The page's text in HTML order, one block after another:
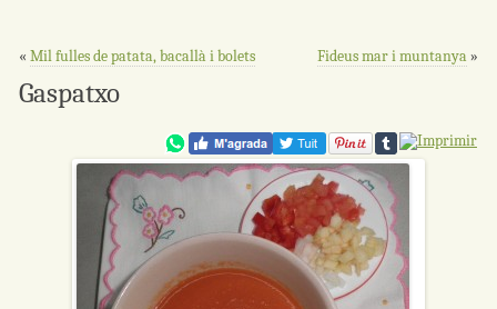
« Mil fulles de patata, bacallà i bolets Fideus mar i muntanya»
Gaspatxo